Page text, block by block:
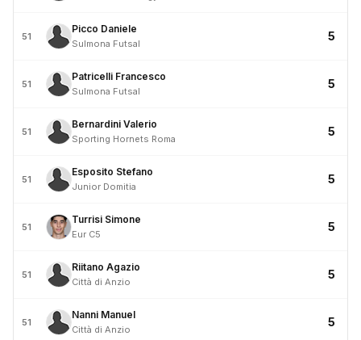
51
Picco Daniele
Sulmona Futsal
5
51
Patricelli Francesco
Sulmona Futsal
5
51
Bernardini Valerio
Sporting Hornets Roma
5
51
Esposito Stefano
Junior Domitia
5
51
Turrisi Simone
Eur C5
5
51
Riitano Agazio
Città di Anzio
5
51
Nanni Manuel
Città di Anzio
5